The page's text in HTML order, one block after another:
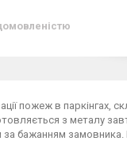
пожеж в паркінгах,
з металу
за бажанням